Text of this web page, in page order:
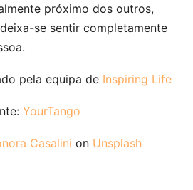
próximo dos outros,
se sentir completamente
pela equipa de Inspiring Life
YourTango
Casalini on Unsplash